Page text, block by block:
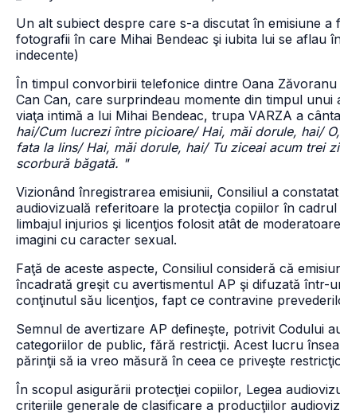
Un alt subiect despre care s-a discutat în emisiune
fotografii în care Mihai Bendeac şi iubita lui se aflau
indecente)
În timpul convorbirii telefonice dintre Oana
Can Can, care surprindeau momente din timpul
viaţa intimă a lui Mihai Bendeac, trupa VARZA a
hai/Cum lucrezi între picioare/ Hai, măi dorule, hai/
fata la lins/ Hai, măi dorule, hai/ Tu ziceai acum trei
scorbură băgată. "
Vizionând înregistrarea emisiunii, Consiliul a
audiovizuală referitoare la protecţia copiilor în
limbajul injurios şi licenţios folosit atât de
imagini cu caracter sexual.
Faţă de aceste aspecte, Consiliul consideră că
încadrată greşit cu avertismentul AP şi difuzată
conţinutul său licenţios, fapt ce contravine
Semnul de avertizare AP defineşte, potrivit Codului
categoriilor de public, fără restricţii. Acest lucru
părinţii să ia vreo măsură în ceea ce priveşte
În scopul asigurării protecţiei copiilor, Legea
criteriile generale de clasificare a producţiilor